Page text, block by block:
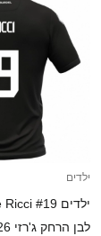
ילדים